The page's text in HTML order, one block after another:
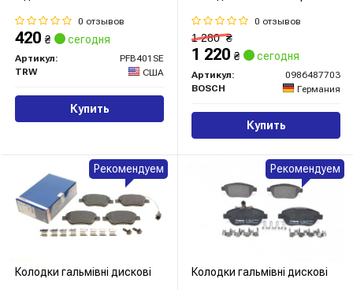
0 отзывов
420 ₴ сегодня
Артикул:
PFB401SE
TRW
США
Купить
0 отзывов
1 280₴
1 220 ₴ сегодня
Артикул:
0986487703
BOSCH
Германия
Купить
Колодки гальмівні дискові
Рекомендуем
Колодки гальмівні дискові
Рекомендуем